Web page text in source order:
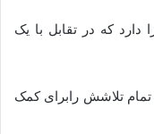
که در تقابل با یک
تلاشش رابرای کمک